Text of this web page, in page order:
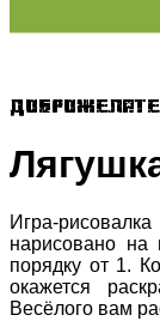
Игра-
нарисовано
порядку от 1.
окажется
Весёлого вам